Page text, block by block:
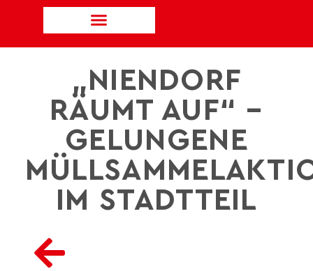
„NIENDORF
RÄUMT AUF“ –
GELUNGENE
IM STADTTEIL